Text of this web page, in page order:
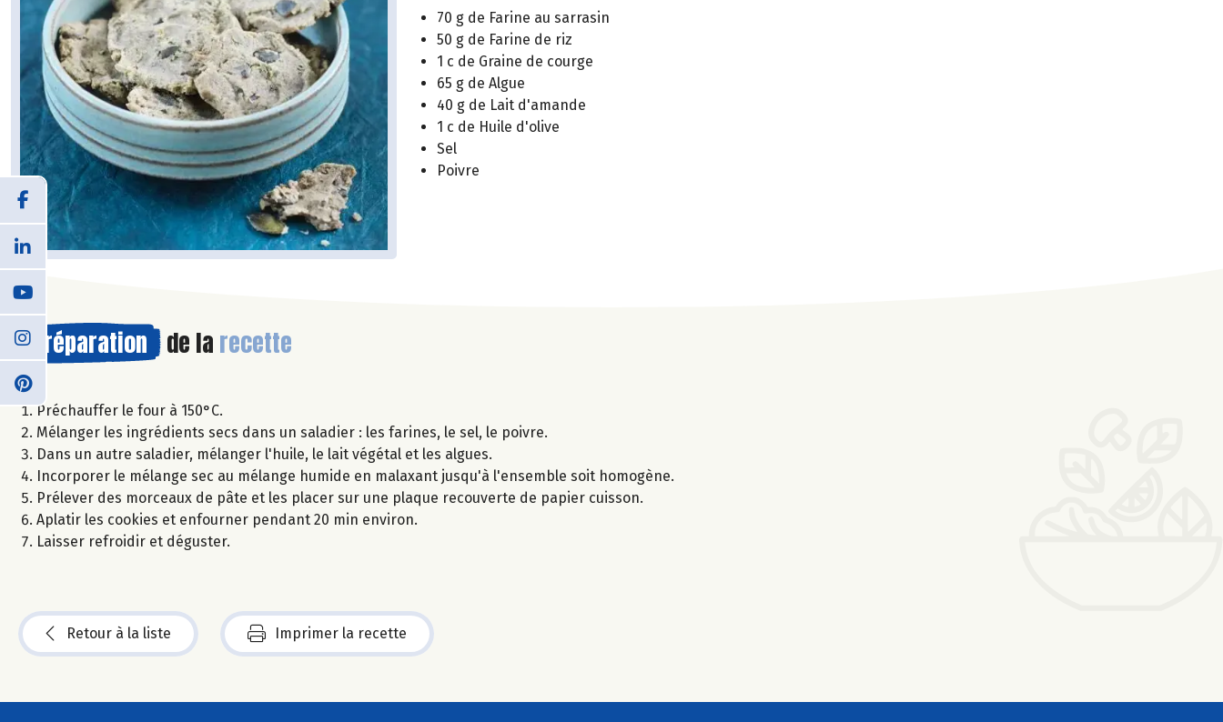
70 g de Farine au sarrasin
50 g de Farine de riz
1 c de Graine de courge
65 g de Algue
40 g de Lait d'amande
1 c de Huile d'olive
Sel
Poivre
Préparation de la recette
Préchauffer le four à 150°C.
Mélanger les ingrédients secs dans un saladier : les farines, le sel, le poivre.
Dans un autre saladier, mélanger l'huile, le lait végétal et les algues.
Incorporer le mélange sec au mélange humide en malaxant jusqu'à l'ensemble soit homogène.
Prélever des morceaux de pâte et les placer sur une plaque recouverte de papier cuisson.
Aplatir les cookies et enfourner pendant 20 min environ.
Laisser refroidir et déguster.
Retour à la liste Imprimer la recette